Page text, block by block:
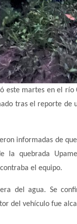
este martes en el
tras el reporte de
informadas de
la quebrada
el equipo.
del agua. Se
del vehículo fue